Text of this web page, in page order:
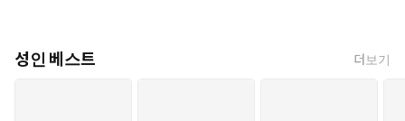
성인 베스트 더보기